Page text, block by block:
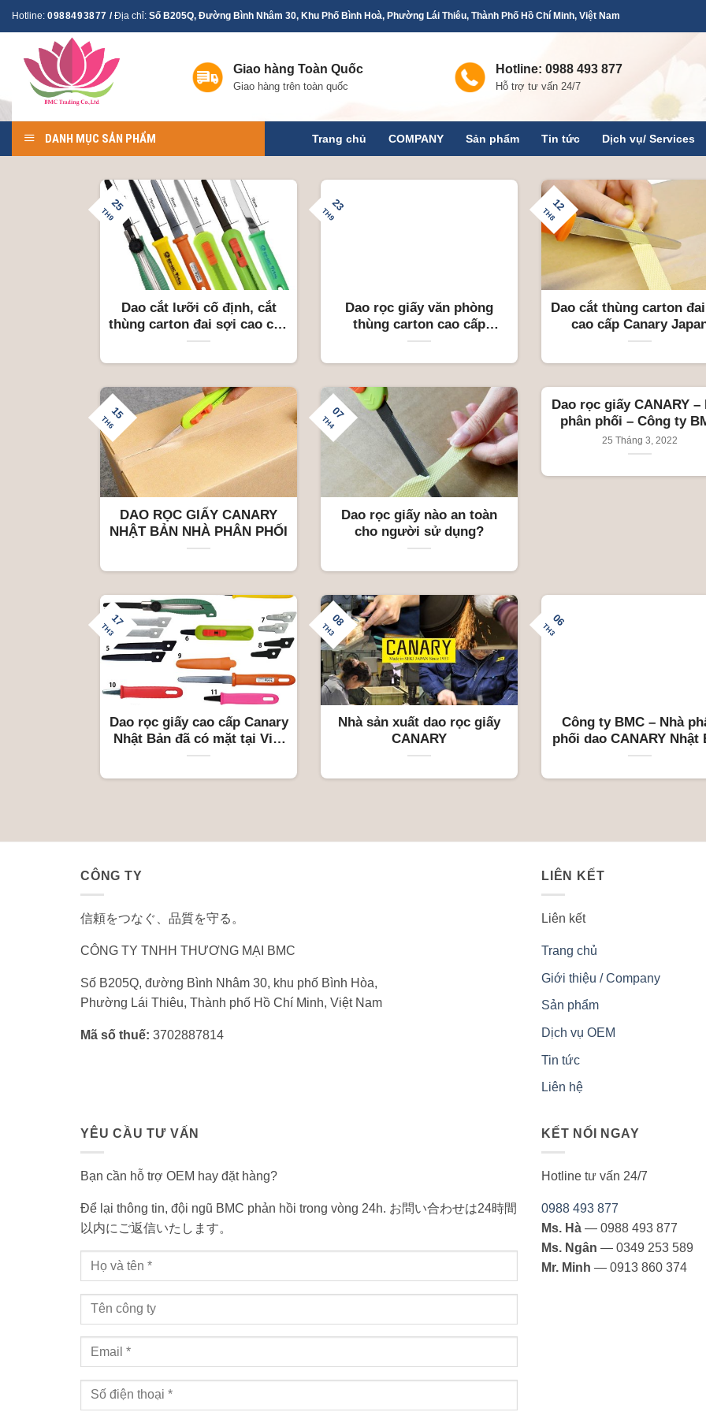
Skip
content
Hotline: 0988493877 /Địa chỉ: Số B205Q, Đường Bình Nhâm 30, Khu Phố Bình Hoà, Phường Lái Thiêu, Thành Phố Hồ Chí Minh, Việt Nam
Giao hàng Toàn Quốc
Giao hàng trên toàn quốc
Hotline: 0988 493 877
Hỗ trợ tư vấn 24/7
DANH MỤC SẢN PHẨM Trang chủ COMPANY Sản phẩm Tin tức Dịch vụ/ Services
Dao cắt lưỡi cố định, cắt
thùng carton đai sợi cao cấp
Canary Japan chống dính,
25
TH9
Dao rọc giấy văn phòng
thùng carton cao cấp
CANARY JAPAN
23
TH9
Dao cắt thùng carton
cao cấp Canary
12
TH8
DAO RỌC GIẤY CANARY
NHẬT BẢN NHÀ PHÂN PHỐI
15
TH6
Dao rọc giấy nào an toàn
cho người sử dụng?
07
TH4
Dao rọc giấy CANARY –
phân phối – Công ty
25 Tháng 3, 2022
Dao rọc giấy cao cấp Canary
Nhật Bản đã có mặt tại Việt
Nam
17
TH3
Nhà sản xuất dao rọc giấy
CANARY
08
TH3
Công ty BMC – Nhà
phối dao CANARY Nhật
độc quyền tại Việt Nam
06
TH3
CÔNG TY
信頼をつなぐ、品質を守る。
CÔNG TY TNHH THƯƠNG MẠI BMC
Số B205Q, đường Bình Nhâm 30, khu phố Bình Hòa,
Phường Lái Thiêu, Thành phố Hồ Chí Minh, Việt Nam
Mã số thuế: 3702887814
LIÊN KẾT
Liên kết
Trang chủ
Giới thiệu / Company
Sản phẩm
Dịch vụ OEM
Tin tức
Liên hệ
YÊU CẦU TƯ VẤN
Bạn cần hỗ trợ OEM hay đặt hàng?
Để lại thông tin, đội ngũ BMC phản hồi trong vòng 24h. お問い合わせは24時間
以内にご返信いたします。
KẾT NỐI NGAY
Hotline tư vấn 24/7
0988 493 877
Ms. Hà — 0988 493 877
Ms. Ngân — 0349 253 589
Mr. Minh — 0913 860 374